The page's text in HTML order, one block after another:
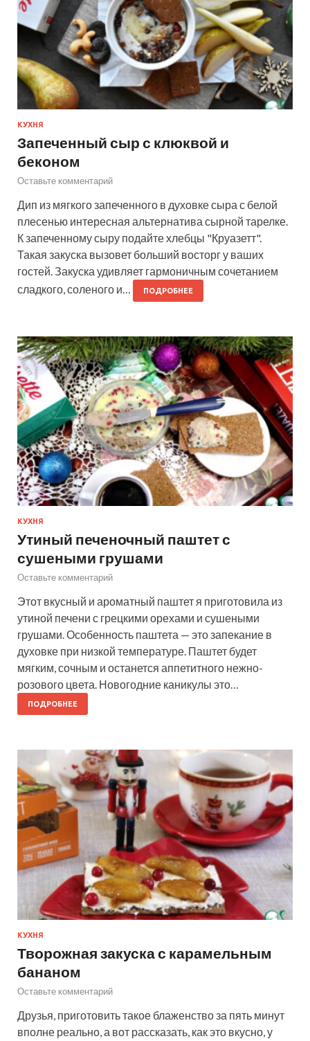
КУХНЯ
Запеченный сыр с клюквой и
беконом
Оставьте комментарий
Дип из мягкого запеченного в духовке сыра с белой
плесенью интересная альтернатива сырной тарелке.
К запеченному сыру подайте хлебцы "Круазетт".
Такая закуска вызовет больший восторг у ваших
гостей. Закуска удивляет гармоничным сочетанием
сладкого, соленого и…
ПОДРОБНЕЕ
КУХНЯ
Утиный печеночный паштет с
сушеными грушами
Оставьте комментарий
Этот вкусный и ароматный паштет я приготовила из
утиной печени с грецкими орехами и сушеными
грушами. Особенность паштета — это запекание в
духовке при низкой температуре. Паштет будет
мягким, сочным и останется аппетитного нежно-
розового цвета. Новогодние каникулы это…
ПОДРОБНЕЕ
КУХНЯ
Творожная закуска с карамельным
бананом
Оставьте комментарий
Друзья, приготовить такое блаженство за пять минут
вполне реально, а вот рассказать, как это вкусно, у